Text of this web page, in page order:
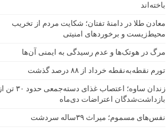
باخته‌اند
معادن طلا در دامنهٔ تفتان؛ شکایت مردم از تخریب
محیط‌زیست و برخوردهای امنیتی
مرگ در هوتک‌ها و عدم رسیدگی به ایمنی آن‌ها
تورم نقطه‌به‌نقطه خرداد از ۸۸ درصد گذشت
زندان ساوه؛ اعتصاب غذای دسته‌جمعی حدود ۳۰ تن از
بازداشت‌شدگان اعتراضات دی‌ماه
نفس‌های مسموم؛ میراث ۳۹ساله سردشت